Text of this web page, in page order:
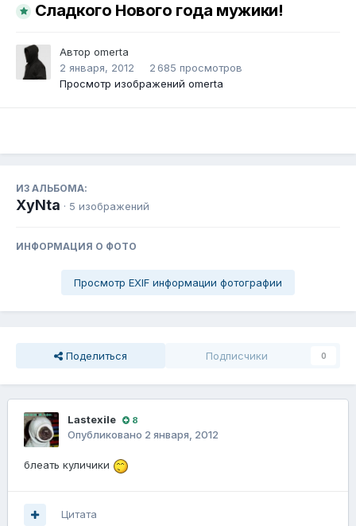
Сладкого Нового года мужики!
Автор omerta
2 января, 2012
2 685 просмотров
Просмотр изображений omerta
ИЗ АЛЬБОМА:
XyNta · 5 изображений
ИНФОРМАЦИЯ О ФОТО
Просмотр EXIF информации фотографии
Поделиться Подписчики 0
Lastexile 8
Опубликовано 2 января, 2012
блеать куличики
Цитата